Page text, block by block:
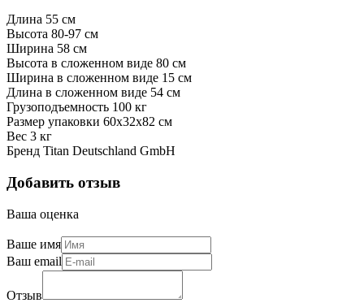
Длина 55 см
Высота 80-97 см
Ширина 58 см
Высота в сложенном виде 80 см
Ширина в сложенном виде 15 см
Длина в сложенном виде 54 см
Грузоподъемность 100 кг
Размер упаковки 60х32х82 см
Вес 3 кг
Бренд Titan Deutschland GmbH
Добавить отзыв
Ваша оценка
Ваше имя
Ваш email
Отзыв